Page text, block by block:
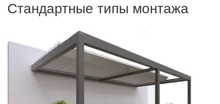
Стандартные типы монтажа